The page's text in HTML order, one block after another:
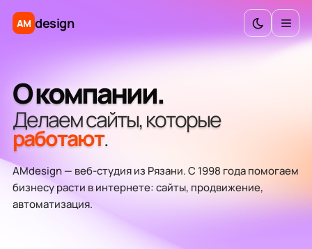
AM design
Внедрение CRM
Калькулятор бюджета
О компании.
Делаем сайты, которые
работают.
AMdesign — веб-студия из Рязани. С 1998 года помогаем
бизнесу расти в интернете: сайты, продвижение,
автоматизация.